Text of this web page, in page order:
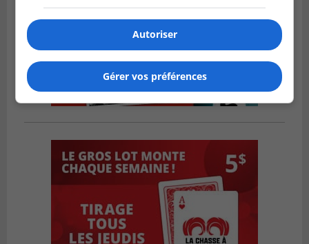
Autoriser
Gérer vos préférences